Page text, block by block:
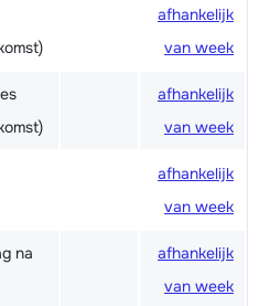
afhankelijk
van week
afhankelijk
van week
afhankelijk
van week
na
afhankelijk
van week